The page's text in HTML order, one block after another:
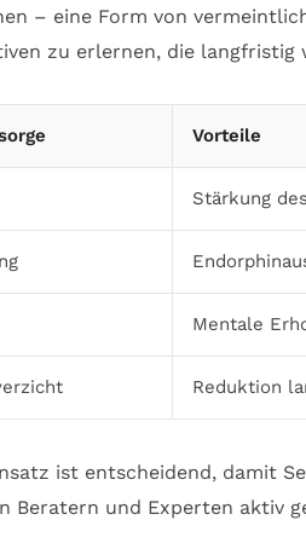
– eine Form von
zu erlernen, die langfristig
Vorteile
Stärkung
Mentale
Reduktion
ist entscheidend, damit
Beratern und Experten aktiv